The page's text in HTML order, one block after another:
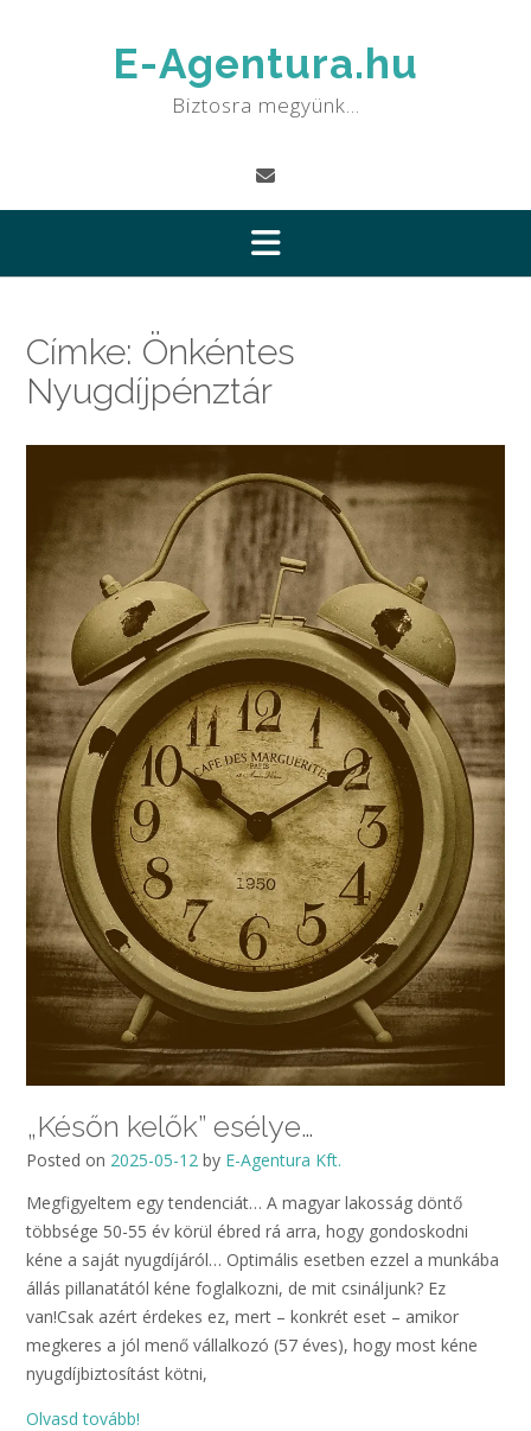
E-Agentura.hu
Biztosra megyünk…
Címke: Önkéntes
Nyugdíjpénztár
„Későn kelők” esélye…
Posted on 2025-05-12 by E-Agentura Kft.
Megfigyeltem egy tendenciát… A magyar lakosság döntő
többsége 50-55 év körül ébred rá arra, hogy gondoskodni
kéne a saját nyugdíjáról… Optimális esetben ezzel a munkába
állás pillanatától kéne foglalkozni, de mit csináljunk? Ez
van!Csak azért érdekes ez, mert – konkrét eset – amikor
megkeres a jól menő vállalkozó (57 éves), hogy most kéne
nyugdíjbiztosítást kötni,
Olvasd tovább!